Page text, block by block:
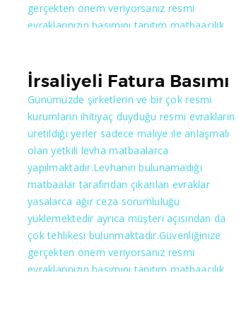
gerçekten önem veriyorsanız resmi
evraklarınızın basımını tanıtım matbaacılık
anlaşma yapması ve resmi evrakların
basımına izin vermesi için öncelikle
müraacatta bulunan matbaa’nın makina
teşkilatının yeterli bulunması, özgeçmişinde
sabıka bulunmaması gibi özellikler istemekle
beraber matbaalar’dan belli bir miktarda
teminat mektubu, ya da nakit para blokesi
alır.Kriterlere uyması halinde her ilin
matbaacılar odası tarafından verilen
yeterlilik belgesi ile birlikte maliye anlaşmalı
matbaaya evrak basımına izin verir. Fatura
basımı, yaptıran ve yapan kişilere çok ciddi
İrsaliyeli Fatura Basımı
Günümüzde şirketlerin ve bir çok resmi
kurumların ihitiyaç duyduğu resmi evrakların
üretildiği yerler sadece maliye ile anlaşmalı
olan yetkili levha matbaalarca
yapılmaktadır.Levhanın bulunamadığı
matbaalar tarafından çıkarılan evraklar
yasalarca ağır ceza sorumluluğu
yüklemektedir ayrıca müşteri açısından da
çok tehlikesi bulunmaktadır.Güvenliğinize
gerçekten önem veriyorsanız resmi
evraklarınızın basımını tanıtım matbaacılık